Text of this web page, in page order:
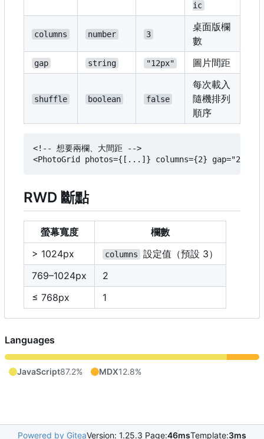
ic
columns number 3
桌面版欄
數
gap string "12px" 圖片間距
shuffle boolean false
每次載入
隨機排列
順序
<!-- 想要兩欄、大間距 -->
RWD 斷點
螢幕寬度
欄數
> 1024px
columns 設定值（預設 3）
769–1024px
2
≤ 768px
1
Languages
JavaScript87.2% MDX12.8%
Powered by GiteaVersion: 1.25.3 Page:46msTemplate:3ms